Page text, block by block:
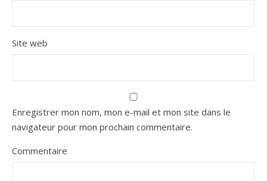
Site web
Enregistrer mon nom, mon e-mail et mon site dans le
navigateur pour mon prochain commentaire.
Commentaire